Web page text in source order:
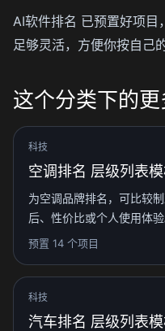
AI软件排名 已预置好项目
足够灵活，方便你按自己
这个分类下的
科技
空调排名 层级列表
为空调品牌排名，可比较
后、性价比或个人使用体验
预置 14 个项目
科技
汽车排名 层级列表